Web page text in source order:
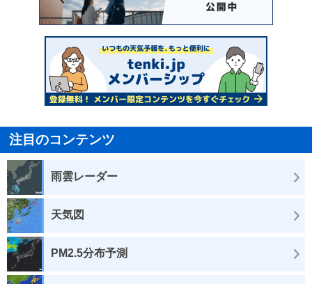
注目のコンテンツ
雨雲レーダー
天気図
PM2.5分布予測